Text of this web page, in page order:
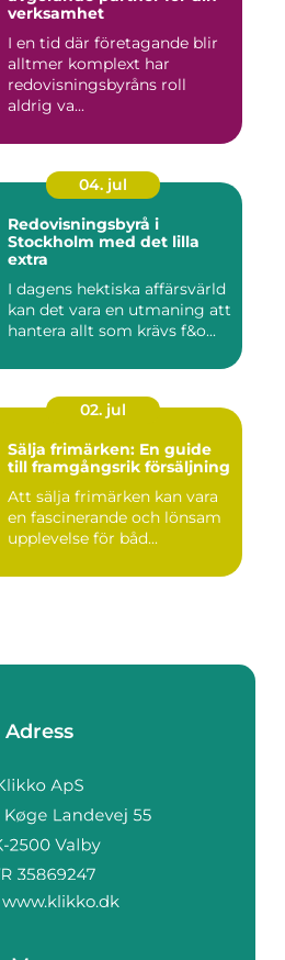
verksamhet
I en tid där företagande blir
alltmer komplext har
redovisningsbyråns roll
aldrig va...
04. jul
Redovisningsbyrå i
Stockholm med det lilla
extra
I dagens hektiska affärsvärld
kan det vara en utmaning att
hantera allt som krävs f&o...
02. jul
Sälja frimärken: En guide
till framgångsrik försäljning
Att sälja frimärken kan vara
en fascinerande och lönsam
upplevelse för båd...
Adress
www.klikko.dk